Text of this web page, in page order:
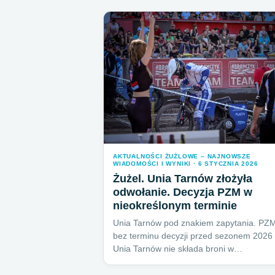
AKTUALNOŚCI ŻUŻLOWE – NAJNOWSZE
WIADOMOŚCI I WYNIKI · 6 STYCZNIA 2026
Żużel. Unia Tarnów złożyła
odwołanie. Decyzja PZM w
nieokreślonym terminie
Unia Tarnów pod znakiem zapytania.
bez terminu decyzji przed sezonem 2026
Unia Tarnów nie składa broni w…